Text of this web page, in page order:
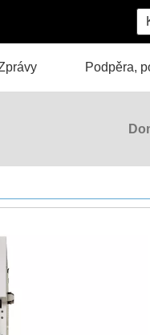
Podpěra,